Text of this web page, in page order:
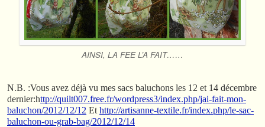
AINSI, LA FEE L’A FAIT……
N.B. :Vous avez déjà vu mes sacs baluchons les 12 et 14 décembre
dernier:http://quilt007.free.fr/wordpress3/index.php/jai-fait-mon-
baluchon/2012/12/12 Et http://artisanne-textile.fr/index.php/le-sac-
baluchon-ou-grab-bag/2012/12/14